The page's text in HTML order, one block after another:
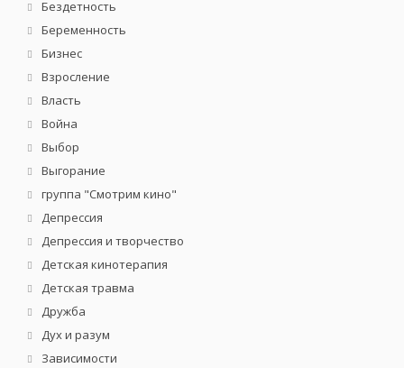
Бездетность
Беременность
Бизнес
Взросление
Власть
Война
Выбор
Выгорание
группа "Смотрим кино"
Депрессия
Депрессия и творчество
Детская кинотерапия
Детская травма
Дружба
Дух и разум
Зависимости